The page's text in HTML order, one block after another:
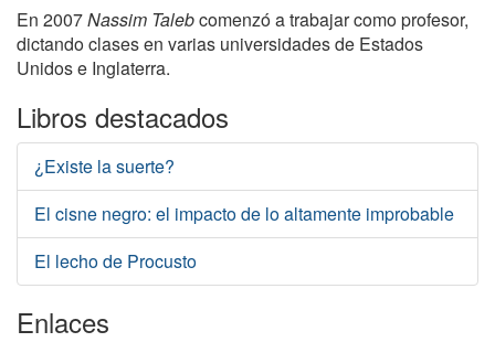
En 2007Nassim Talebcomenzó a trabajar como profesor,
dictando clases en varias universidades de Estados
Unidos e Inglaterra.
Libros destacados
¿Existe la suerte?
El cisne negro: el impacto de lo altamente improbable
El lecho de Procusto
Enlaces